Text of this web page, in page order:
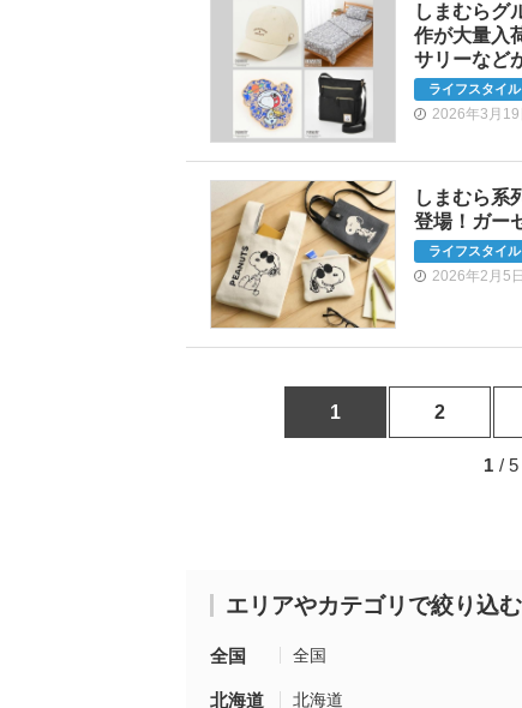
しまむらグ
作が大量入
サリーなど
ライフスタイル
2026年3月19
しまむら系
登場！ガー
ライフスタイル
2026年2月5日
1 2
1 / 5
エリアやカテゴリで絞り込む
全国 全国
北海道 北海道